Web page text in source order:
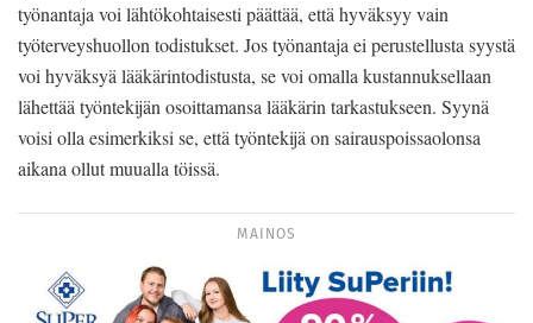
työnantaja voi lähtökohtaisesti päättää, että hyväksyy vain
työterveyshuollon todistukset. Jos työnantaja ei perustellusta syystä
voi hyväksyä lääkärintodistusta, se voi omalla kustannuksellaan
lähettää työntekijän osoittamansa lääkärin tarkastukseen. Syynä
voisi olla esimerkiksi se, että työntekijä on sairauspoissaolonsa
aikana ollut muualla töissä.
MAINOS